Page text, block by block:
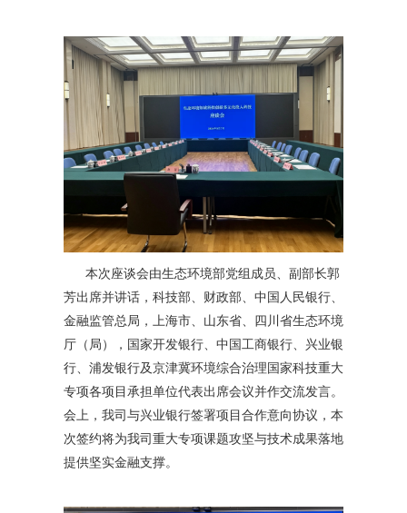
本次座谈会由生态环境部党组成员、副部长郭
芳出席并讲话，科技部、财政部、中国人民银行、
金融监管总局，上海市、山东省、四川省生态环境
厅（局），国家开发银行、中国工商银行、兴业银
行、浦发银行及京津冀环境综合治理国家科技重大
专项各项目承担单位代表出席会议并作交流发言。
会上，我司与兴业银行签署项目合作意向协议，本
次签约将为我司重大专项课题攻坚与技术成果落地
提供坚实金融支撑。